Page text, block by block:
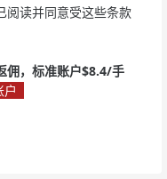
阅读并同意受这些条款
佣，标准账户$8.4/手
户